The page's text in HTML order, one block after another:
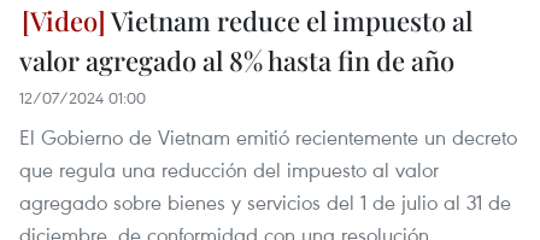
Vietnam reduce el impuesto al
valor agregado al 8% hasta fin de año
12/07/2024 01:00
El Gobierno de Vietnam emitió recientemente un decreto
que regula una reducción del impuesto al valor
agregado sobre bienes y servicios del 1 de julio al 31 de
diciembre, de conformidad con una resolución